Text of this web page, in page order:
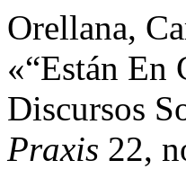
Orellana,
«“Están En
Discursos
Praxis 22,